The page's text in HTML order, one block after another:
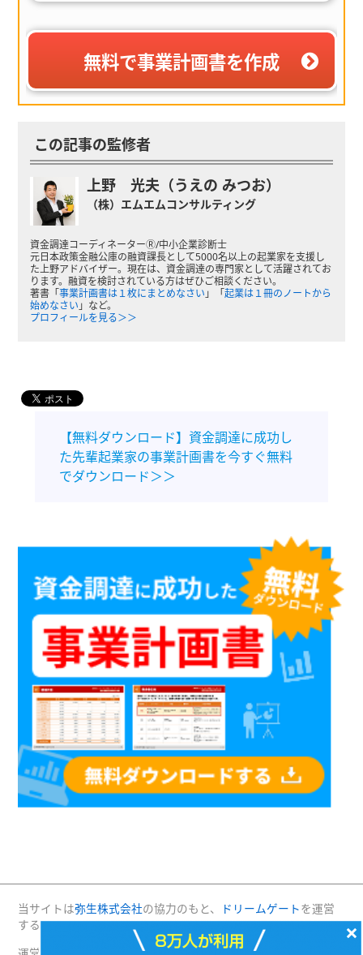
無料で事業計画書を作成
この記事の監修者
上野 光夫（うえの みつお）
（株）エムエムコンサルティング
資金調達コーディネーターⓇ/中小企業診断士
元日本政策金融公庫の融資課長として5000名以上の起業家を支援し
た上野アドバイザー。現在は、資金調達の専門家として活躍されてお
ります。融資を検討されている方はぜひご相談ください。
著書「事業計画書は１枚にまとめなさい 」「起業は１冊のノートから
始めなさい 」など。
プロフィールを見る＞＞
【無料ダウンロード】資金調達に成功し
た先輩起業家の事業計画書を今すぐ無料
でダウンロード＞＞
当サイトは弥生株式会社の協力のもと、 ドリームゲートを運営
する(株)プロジェクトニッポンが運営・管理しています。
×